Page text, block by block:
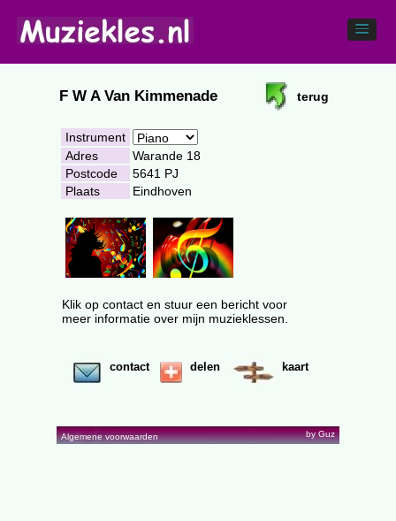
F W A Van Kimmenade terug
Instrument
Adres
Warande 18
Postcode
5641 PJ
Plaats
Eindhoven
Klik op contact en stuur een bericht voor
meer informatie over mijn muzieklessen.
contact delen kaart
Algemene voorwaarden by Guz